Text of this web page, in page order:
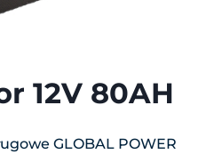
12V 80AH
GLOBAL POWER